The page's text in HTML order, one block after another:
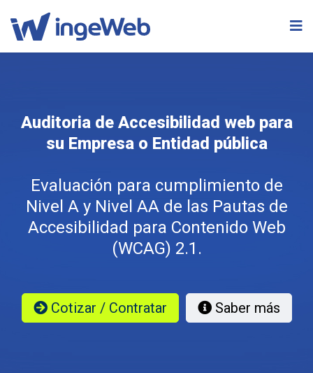
Auditoria de Accesibilidad web para
su Empresa o Entidad pública
Evaluación para cumplimiento de
Nivel A y Nivel AA de las Pautas de
Accesibilidad para Contenido Web
(WCAG) 2.1.
Cotizar / Contratar Saber más